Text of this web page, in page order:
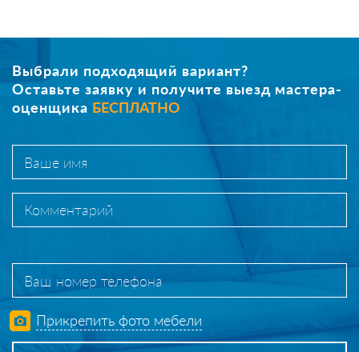
Выбрали подходящий вариант?
Оставьте заявку и получите выезд мастера-
оценщика БЕСПЛАТНО
Прикрепить фото мебели